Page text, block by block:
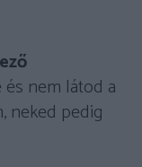
nem látod a
neked pedig